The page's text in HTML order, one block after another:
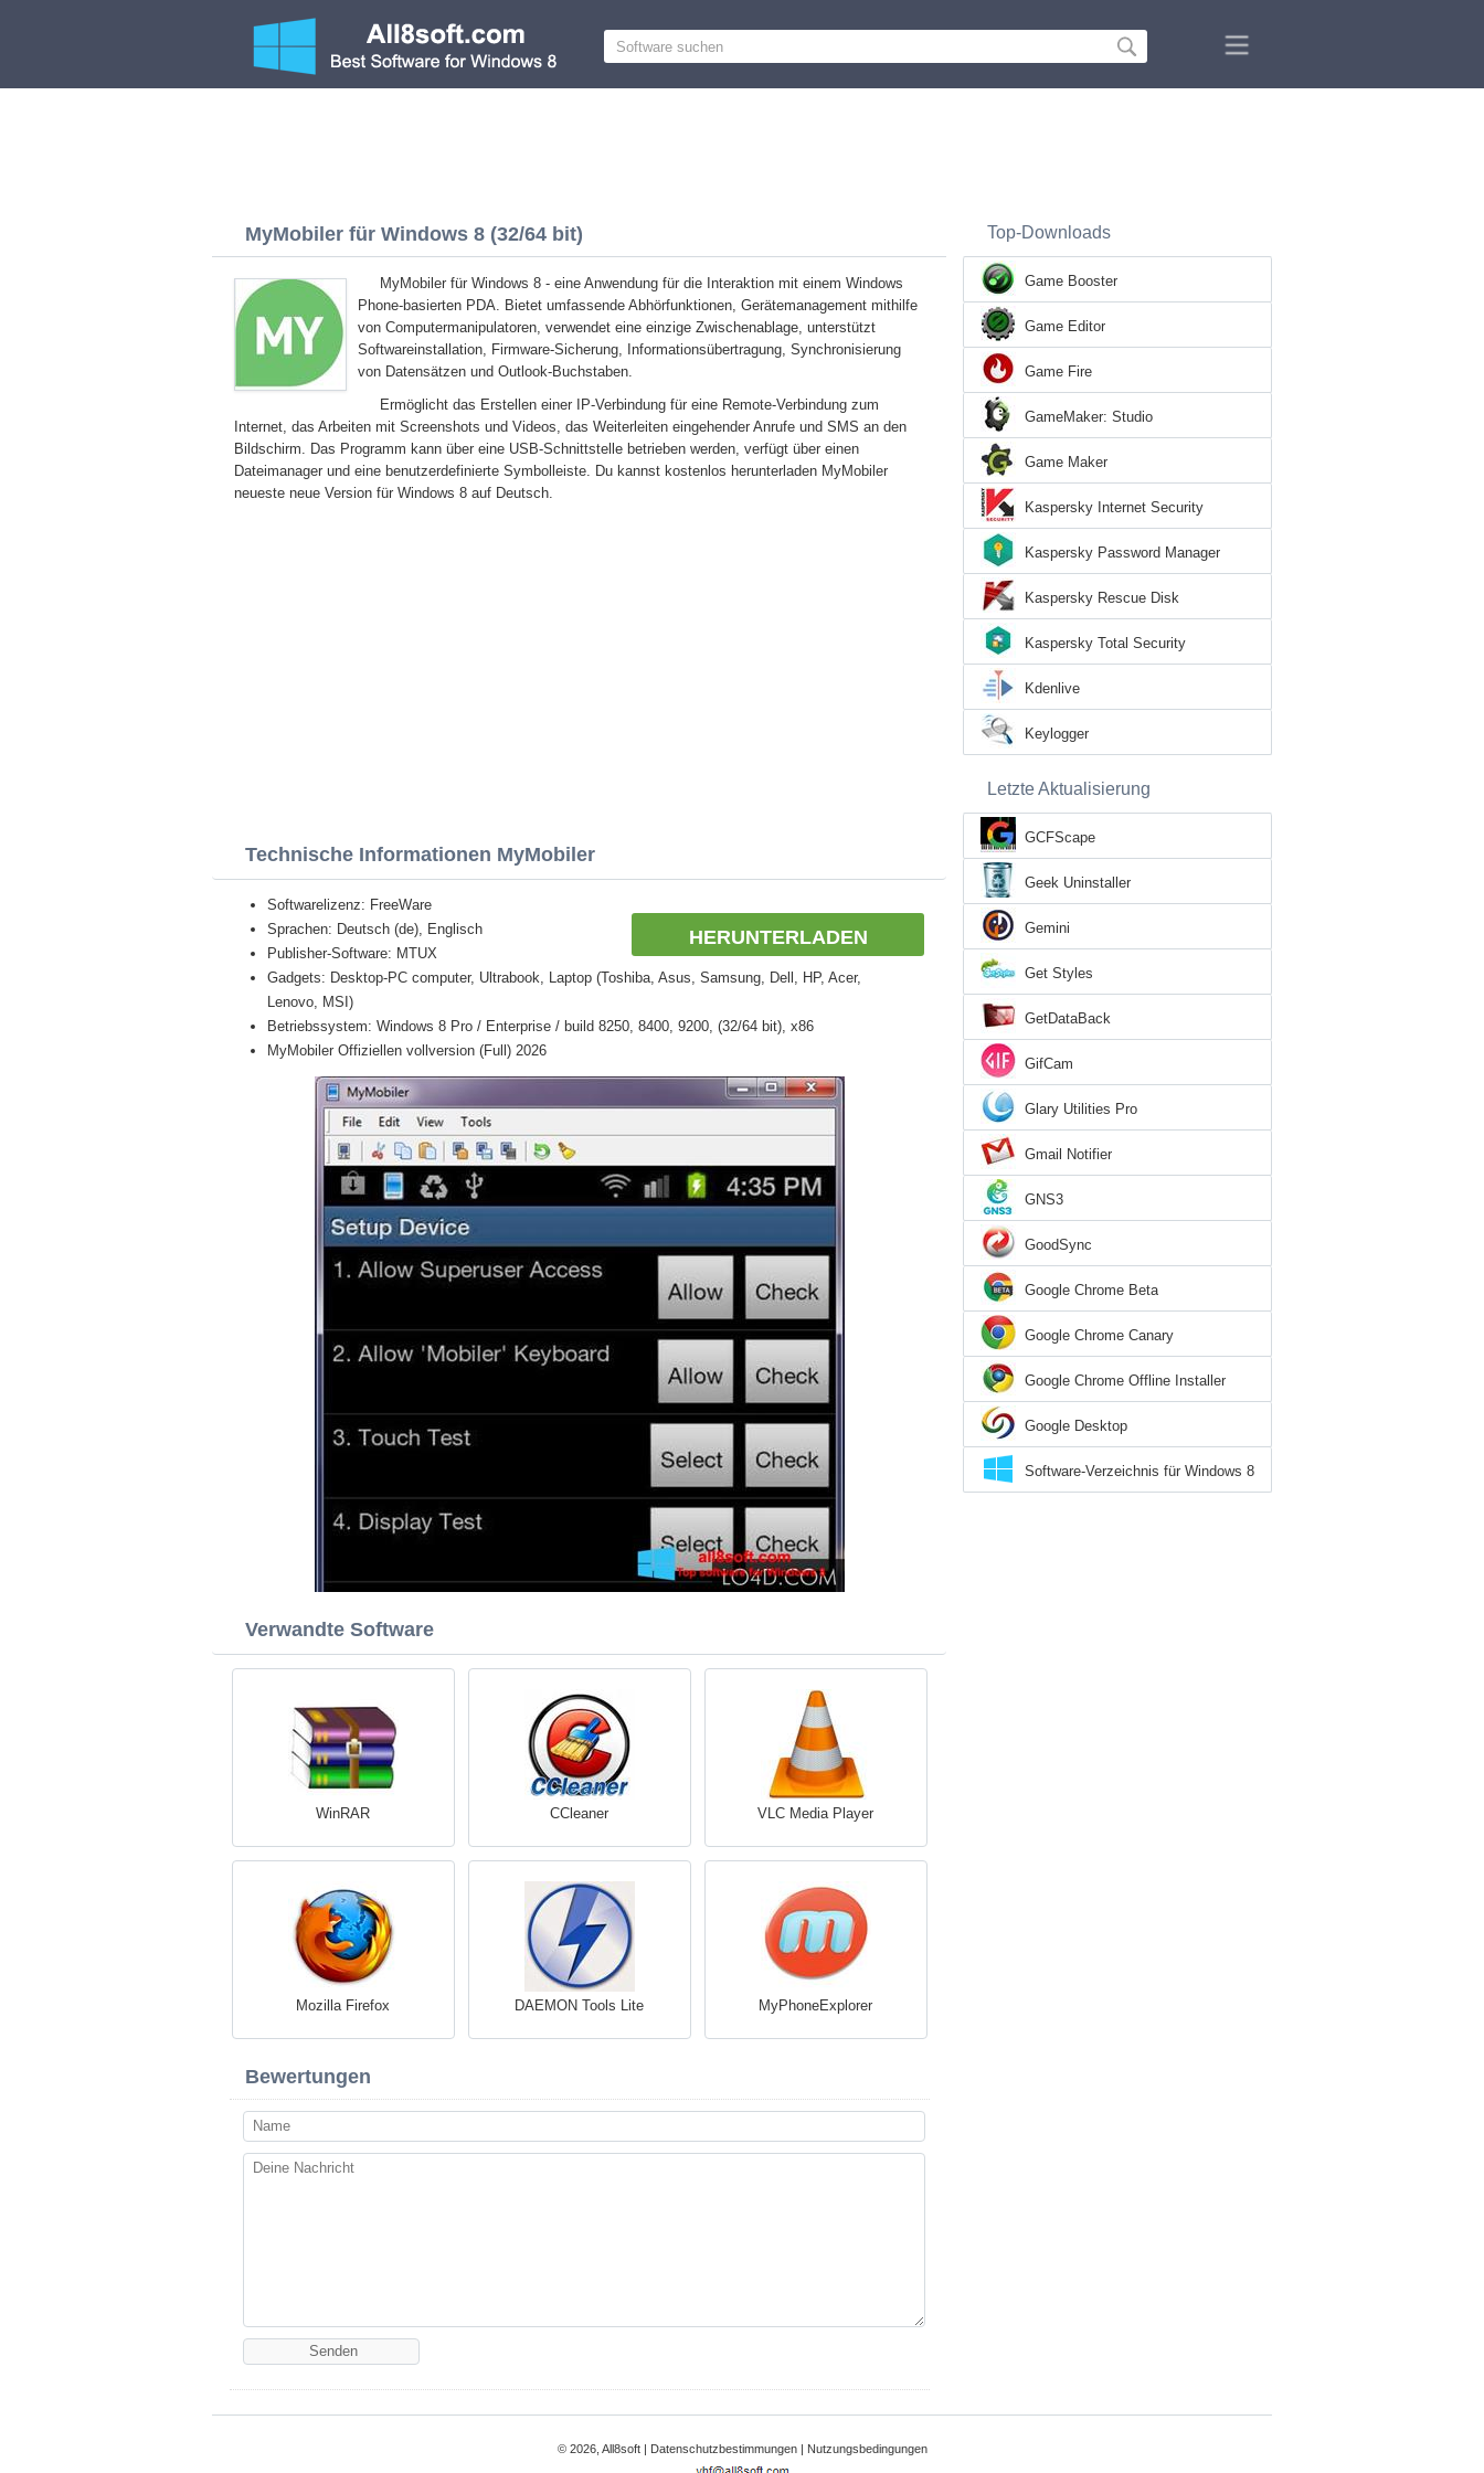
MyMobiler für Windows 8 (32/64 bit)
MyMobiler für Windows 8 - eine Anwendung für die Interaktion mit einem Windows
Phone-basierten PDA. Bietet umfassende Abhörfunktionen, Gerätemanagement mithilfe
von Computermanipulatoren, verwendet eine einzige Zwischenablage, unterstützt
Softwareinstallation, Firmware-Sicherung, Informationsübertragung, Synchronisierung
von Datensätzen und Outlook-Buchstaben.
Ermöglicht das Erstellen einer IP-Verbindung für eine Remote-Verbindung zum
Internet, das Arbeiten mit Screenshots und Videos, das Weiterleiten eingehender Anrufe und SMS an den
Bildschirm. Das Programm kann über eine USB-Schnittstelle betrieben werden, verfügt über einen
Dateimanager und eine benutzerdefinierte Symbolleiste. Du kannst kostenlos herunterladen MyMobiler
neueste neue Version für Windows 8 auf Deutsch.
Technische Informationen MyMobiler
HERUNTERLADEN
Softwarelizenz: FreeWare
Sprachen: Deutsch (de), Englisch
Publisher-Software: MTUX
Gadgets: Desktop-PC computer, Ultrabook, Laptop (Toshiba, Asus, Samsung, Dell, HP, Acer,
Lenovo, MSI)
Betriebssystem: Windows 8 Pro / Enterprise / build 8250, 8400, 9200, (32/64 bit), x86
MyMobiler Offiziellen vollversion (Full) 2026
Verwandte Software
WinRAR CCleaner VLC Media Player
Mozilla Firefox DAEMON Tools Lite MyPhoneExplorer
Bewertungen
Top-Downloads
Game Booster
Game Editor
Game Fire
GameMaker: Studio
Game Maker
Kaspersky Internet Security
Kaspersky Password Manager
Kaspersky Rescue Disk
Kaspersky Total Security
Kdenlive
Keylogger
Letzte Aktualisierung
GCFScape
Geek Uninstaller
Gemini
Get Styles
GetDataBack
GifCam
Glary Utilities Pro
Gmail Notifier
GNS3
GoodSync
Google Chrome Beta
Google Chrome Canary
Google Chrome Offline Installer
Google Desktop
Software-Verzeichnis für Windows 8
© 2026, All8soft | Datenschutzbestimmungen| Nutzungsbedingungen